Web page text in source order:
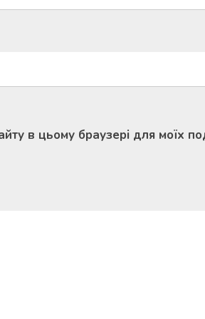
в цьому браузері для моїх